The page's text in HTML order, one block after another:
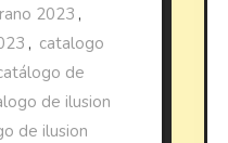
2023 ,
, catalogo
de
de ilusion
de ilusion